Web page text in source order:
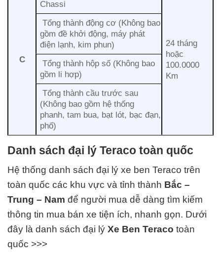
C
Chassi
24 tháng
hoặc
100.0000
Km
Tổng thành động cơ (Không bao
gồm đề khởi động, máy phát
điện lạnh, kim phun)
Tổng thành hộp số (Không bao
gồm li hợp)
Tổng thành cầu trước sau
(Không bao gồm hệ thống
phanh, tam bua, bạt lót, bạc đạn,
phố)
Danh sách đại lý Teraco toàn quốc
Hệ thống danh sách đại lý xe ben Teraco trên
toàn quốc các khu vực và tỉnh thành Bắc –
Trung – Nam để người mua dễ dàng tìm kiếm
thông tin mua bán xe tiện ích, nhanh gọn. Dưới
đây là danh sách đại lý Xe Ben Teraco toàn
quốc >>>